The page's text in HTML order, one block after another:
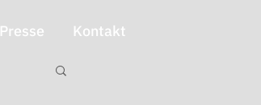
Presse Kontakt